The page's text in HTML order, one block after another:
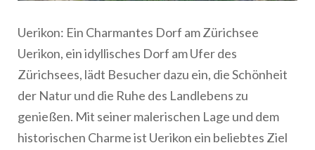
Uerikon: Ein Charmantes Dorf am Zürichsee
Uerikon, ein idyllisches Dorf am Ufer des
Zürichsees, lädt Besucher dazu ein, die Schönheit
der Natur und die Ruhe des Landlebens zu
genießen. Mit seiner malerischen Lage und dem
historischen Charme ist Uerikon ein beliebtes Ziel